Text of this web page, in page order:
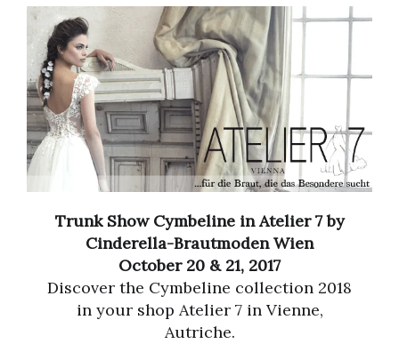
Trunk Show Cymbeline in Atelier 7 by
Cinderella-Brautmoden Wien
October 20 & 21, 2017
Discover the Cymbeline collection 2018
in your shop Atelier 7 in Vienne,
Autriche.